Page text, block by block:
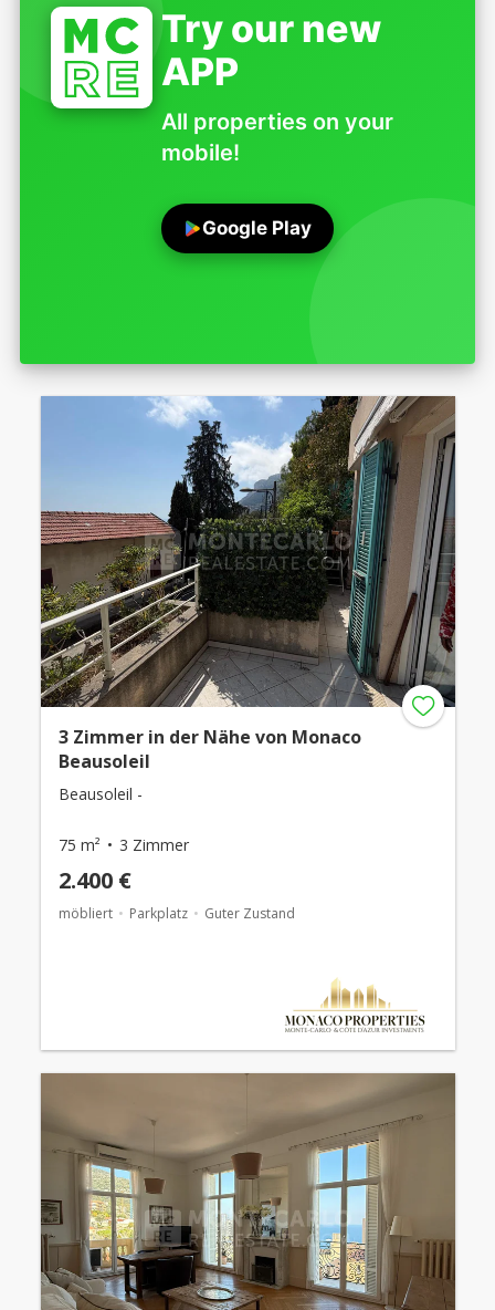
Try our new
APP
All properties on your
mobile!
Google Play
3 Zimmer in der Nähe von Monaco
Beausoleil
Beausoleil -
75 m² 3 Zimmer
2.400 €
möbliert Parkplatz Guter Zustand